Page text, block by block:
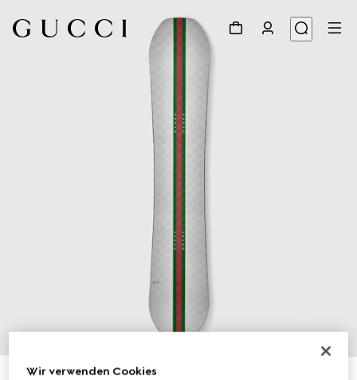
Gucci und HEAD
Wir verwenden Cookies